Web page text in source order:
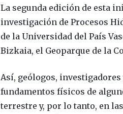
La segunda edición de esta
investigación de Procesos
de la Universidad del País
Bizkaia, el Geoparque de la
Así, geólogos,
fundamentos físicos de
terrestre y, por lo tanto, en